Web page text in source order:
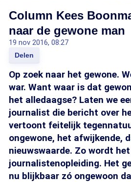
Column Kees
naar de gewone man
19 nov 2016, 08:27
Delen
Op zoek naar het gewone.
war. Want waar is dat
het alledaagse? Laten we
journalist die bericht over
vertoont feitelijk
ongewone, het afwijkende,
nieuwswaarde. Zo wordt
journalistenopleiding. Het
nu blijkbaar zó ongewoon